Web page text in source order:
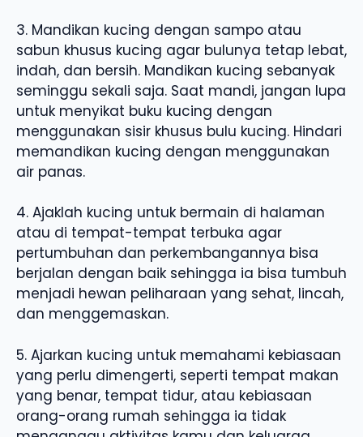
3. Mandikan kucing dengan sampo atau
sabun khusus kucing agar bulunya tetap lebat,
indah, dan bersih. Mandikan kucing sebanyak
seminggu sekali saja. Saat mandi, jangan lupa
untuk menyikat buku kucing dengan
menggunakan sisir khusus bulu kucing. Hindari
memandikan kucing dengan menggunakan
air panas.
4. Ajaklah kucing untuk bermain di halaman
atau di tempat-tempat terbuka agar
pertumbuhan dan perkembangannya bisa
berjalan dengan baik sehingga ia bisa tumbuh
menjadi hewan peliharaan yang sehat, lincah,
dan menggemaskan.
5. Ajarkan kucing untuk memahami kebiasaan
yang perlu dimengerti, seperti tempat makan
yang benar, tempat tidur, atau kebiasaan
orang-orang rumah sehingga ia tidak